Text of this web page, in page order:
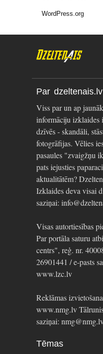
WordPress.org
Par dzeltenais.lv
Viss par un ap
informāciju izklaides
dzīvēs - skandāli,
fotogrāfijas. Vēlies
pasaules "zvaigžņu
pats iejusties
aktualitātēm?
Izklaides deva visai
saziņai:
Visas autortiesības
Par portāla saturu
centrs", reģ. nr.
26901441 / e-pasts
www.lzc.lv
Reklāmas
www.nmg.lv
saziņai:
Tēmas